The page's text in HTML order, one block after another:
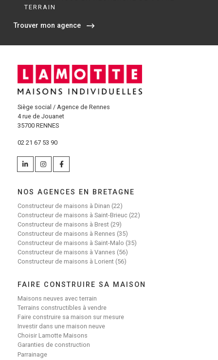
TERRAIN
Trouver mon agence
Siège social / Agence de Rennes
4 rue de Jouanet
35700 RENNES
02 21 67 53 90
NOS AGENCES EN BRETAGNE
Constructeur de maisons à Dinan (22)
Constructeur de maisons à Saint-Brieuc (22)
Constructeur de maisons à Brest (29)
Constructeur de maisons à Rennes (35)
Constructeur de maisons à Saint-Malo (35)
Constructeur de maisons à Vannes (56)
Constructeur de maisons à Lorient (56)
FAIRE CONSTRUIRE SA MAISON
Maisons neuves avec terrain
Terrains constructibles à vendre
Faire construire sa maison sur mesure
Investir dans une maison neuve
Choisir Lamotte Maisons
Garanties de construction
Parrainage